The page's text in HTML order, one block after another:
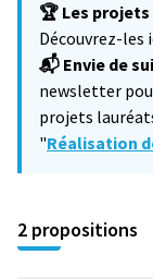
🏆 Les
Découvrez-les
📬 Envie de
newsletter
projets
"Réalisation
2 propositions